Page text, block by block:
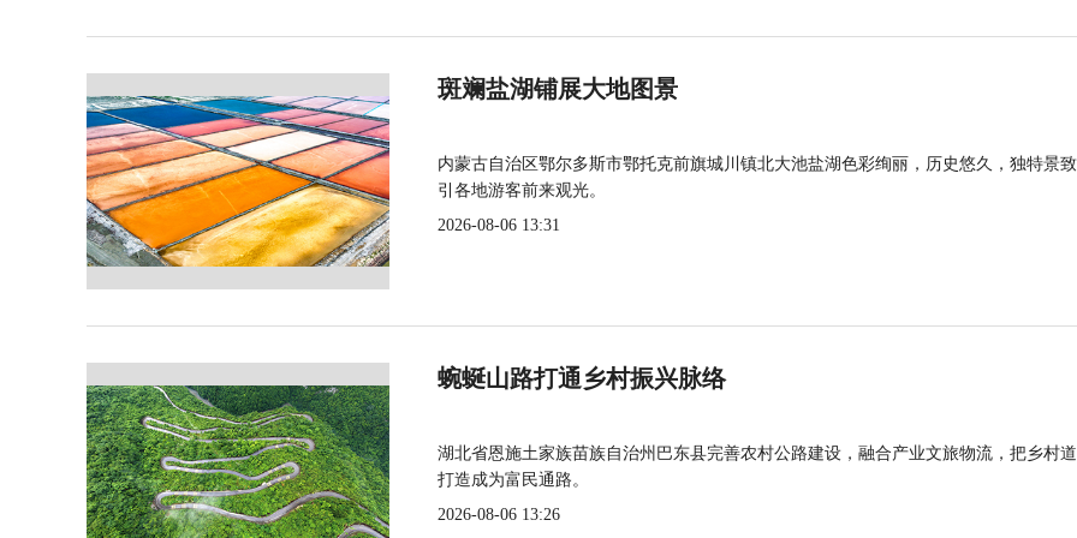
斑斓盐湖铺展大地图景
内蒙古自治区鄂尔多斯市鄂托克前旗城川镇北大池盐湖色彩绚丽，历史悠久，独特景
引各地游客前来观光。
2026-08-06 13:31
蜿蜒山路打通乡村振兴脉络
湖北省恩施土家族苗族自治州巴东县完善农村公路建设，融合产业文旅物流，把乡村
打造成为富民通路。
2026-08-06 13:26